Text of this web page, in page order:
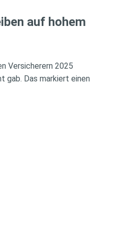
auf hohem
Versicherern 2025
gab. Das markiert einen